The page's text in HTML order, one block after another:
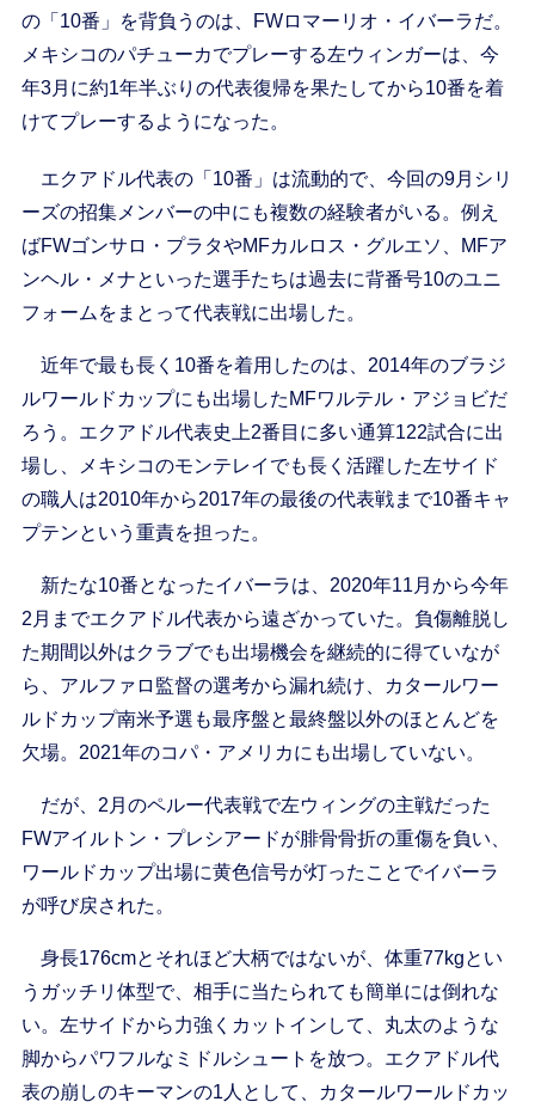
の「10番」を背負うのは、FWロマーリオ・イバーラだ。
メキシコのパチューカでプレーする左ウィンガーは、今
年3月に約1年半ぶりの代表復帰を果たしてから10番を着
けてプレーするようになった。
エクアドル代表の「10番」は流動的で、今回の9月シリ
ーズの招集メンバーの中にも複数の経験者がいる。例え
ばFWゴンサロ・プラタやMFカルロス・グルエソ、MFア
ンヘル・メナといった選手たちは過去に背番号10のユニ
フォームをまとって代表戦に出場した。
近年で最も長く10番を着用したのは、2014年のブラジ
ルワールドカップにも出場したMFワルテル・アジョビだ
ろう。エクアドル代表史上2番目に多い通算122試合に出
場し、メキシコのモンテレイでも長く活躍した左サイド
の職人は2010年から2017年の最後の代表戦まで10番キャ
プテンという重責を担った。
新たな10番となったイバーラは、2020年11月から今年
2月までエクアドル代表から遠ざかっていた。負傷離脱し
た期間以外はクラブでも出場機会を継続的に得ていなが
ら、アルファロ監督の選考から漏れ続け、カタールワー
ルドカップ南米予選も最序盤と最終盤以外のほとんどを
欠場。2021年のコパ・アメリカにも出場していない。
だが、2月のペルー代表戦で左ウィングの主戦だった
FWアイルトン・プレシアードが腓骨骨折の重傷を負い、
ワールドカップ出場に黄色信号が灯ったことでイバーラ
が呼び戻された。
身長176cmとそれほど大柄ではないが、体重77kgとい
うガッチリ体型で、相手に当たられても簡単には倒れな
い。左サイドから力強くカットインして、丸太のような
脚からパワフルなミドルシュートを放つ。エクアドル代
表の崩しのキーマンの1人として、カタールワールドカッ